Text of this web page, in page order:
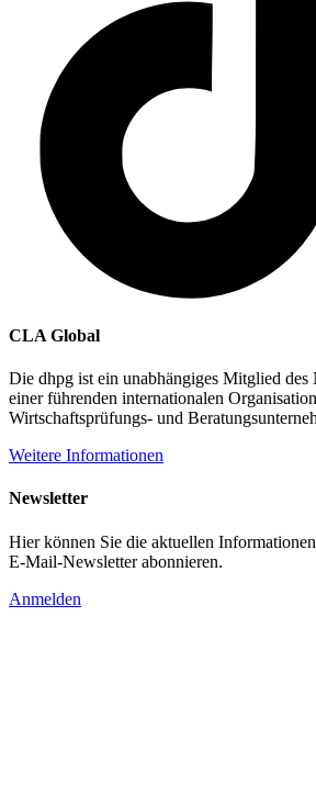
CLA Global
Die dhpg ist ein unabhängiges Mitglied
einer führenden internationalen
Wirtschaftsprüfungs- und
Weitere Informationen
Newsletter
Hier können Sie die aktuellen
E-Mail-Newsletter abonnieren.
Anmelden